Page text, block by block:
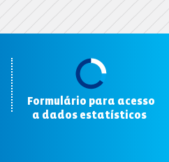
Formulário para acesso
a dados estatísticos